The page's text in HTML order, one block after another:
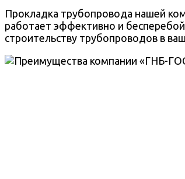
Прокладка трубопровода нашей
работает эффективно и
строительству трубопроводов в